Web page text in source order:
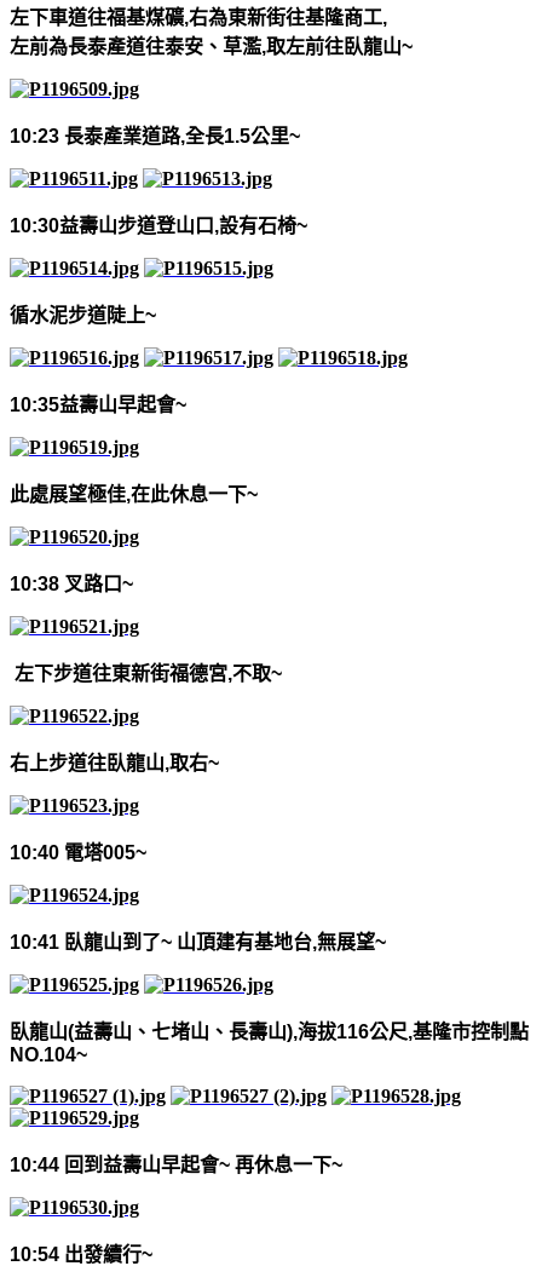
左下車道往福基煤礦,右為東新街往基隆商工,
左前為長泰產道往泰安、草濫,取左前往臥龍山~
10:23 長泰產業道路,全長1.5公里~
10:30益壽山步道登山口 ,設有石椅~
循水泥步道陡上~
10:35益壽山早起會~
此處展望極佳,在此休息一下~
10:38 叉路口~
左下步道往東新街福德宮,不取~
右上步道往臥龍山,取右~
10:40 電塔005~
10:41 臥龍山到了~ 山頂建有基地台,無展望~
臥龍山(益壽山、七堵山、長壽山),海拔116公尺,基隆市控制點
NO.104~
10:44 回到益壽山早起會~ 再休息一下~
10:54 出發續行~